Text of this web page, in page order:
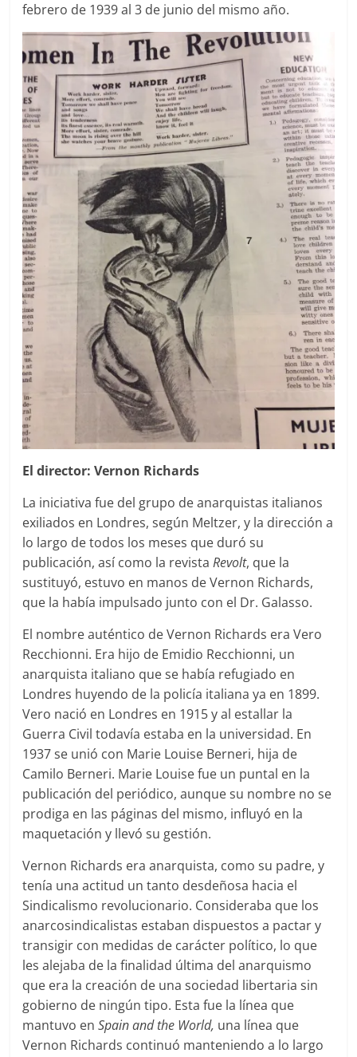
febrero de 1939 al 3 de junio del mismo año.
El director: Vernon Richards
La iniciativa fue del grupo de anarquistas italianos
exiliados en Londres, según Meltzer, y la dirección a
lo largo de todos los meses que duró su
publicación, así como la revistaRevolt, que la
sustituyó, estuvo en manos de Vernon Richards,
que la había impulsado junto con el Dr. Galasso.
El nombre auténtico de Vernon Richards era Vero
Recchionni. Era hijo de Emidio Recchionni, un
anarquista italiano que se había refugiado en
Londres huyendo de la policía italiana ya en 1899.
Vero nació en Londres en 1915 y al estallar la
Guerra Civil todavía estaba en la universidad. En
1937 se unió con Marie Louise Berneri, hija de
Camilo Berneri. Marie Louise fue un puntal en la
publicación del periódico, aunque su nombre no se
prodiga en las páginas del mismo, influyó en la
maquetación y llevó su gestión.
Vernon Richards era anarquista, como su padre, y
tenía una actitud un tanto desdeñosa hacia el
Sindicalismo revolucionario. Consideraba que los
anarcosindicalistas estaban dispuestos a pactar y
transigir con medidas de carácter político, lo que
les alejaba de la finalidad última del anarquismo
que era la creación de una sociedad libertaria sin
gobierno de ningún tipo. Esta fue la línea que
mantuvo enSpain and the World, una línea que
Vernon Richards continuó manteniendo a lo largo